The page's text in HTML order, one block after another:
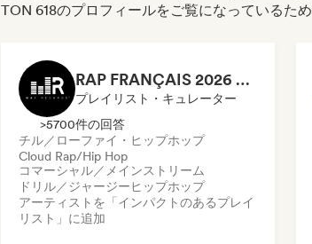
TON 618のプロフィールをご覧になっているため
RAP FRANÇAIS 2026 🔥🇫🇷 (Way Records)
プレイリスト・キュレーター
>5700件の回答
チル／ローファイ・ヒップホップ
Cloud Rap/Hip Hop
コマーシャル／メインストリーム
ドリル／ジャージーヒップホップ
アーティストを「インパクトのあるプレイ
リスト」に追加